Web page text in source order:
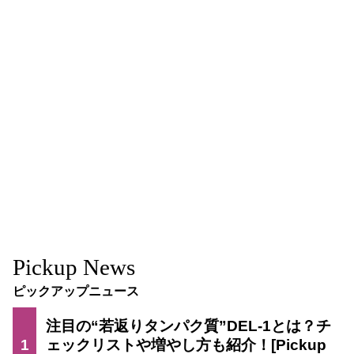
Pickup News
ピックアップニュース
1
注目の“若返りタンパク質”DEL-1とは？チ
ェックリストや増やし方も紹介！